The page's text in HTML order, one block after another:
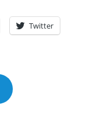
Twitter